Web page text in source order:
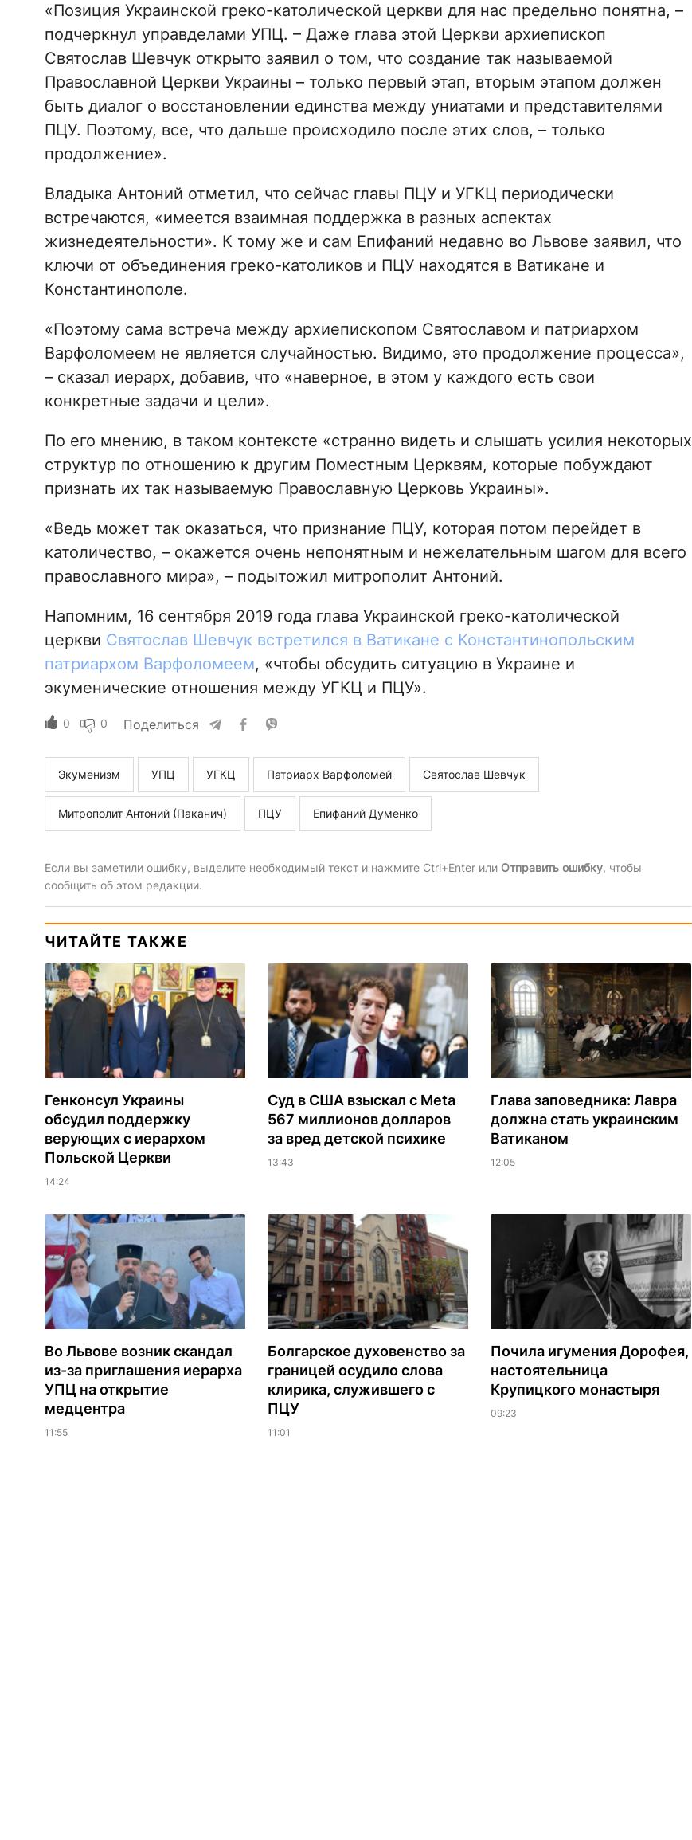
«Позиция Украинской греко-католической церкви для нас предельно понятна, –
подчеркнул управделами УПЦ. – Даже глава этой Церкви архиепископ
Святослав Шевчук открыто заявил о том, что создание так называемой
Православной Церкви Украины – только первый этап, вторым этапом должен
быть диалог о восстановлении единства между униатами и представителями
ПЦУ. Поэтому, все, что дальше происходило после этих слов, – только
продолжение».
Владыка Антоний отметил, что сейчас главы ПЦУ и УГКЦ периодически
встречаются, «имеется взаимная поддержка в разных аспектах
жизнедеятельности». К тому же и сам Епифаний недавно во Львове заявил, что
ключи от объединения греко-католиков и ПЦУ находятся в Ватикане и
Константинополе.
«Поэтому сама встреча между архиепископом Святославом и патриархом
Варфоломеем не является случайностью. Видимо, это продолжение процесса»,
– сказал иерарх, добавив, что «наверное, в этом у каждого есть свои
конкретные задачи и цели».
По его мнению, в таком контексте «странно видеть и слышать усилия некоторых
структур по отношению к другим Поместным Церквям, которые побуждают
признать их так называемую Православную Церковь Украины».
«Ведь может так оказаться, что признание ПЦУ, которая потом перейдет в
католичество, – окажется очень непонятным и нежелательным шагом для всего
православного мира», – подытожил митрополит Антоний.
Напомним, 16 сентября 2019 года глава Украинской греко-католической
церкви Святослав Шевчук встретился в Ватикане с Константинопольским
патриархом Варфоломеем, «чтобы обсудить ситуацию в Украине и
экуменические отношения между УГКЦ и ПЦУ».
0 0 Поделиться
Экуменизм УПЦ УГКЦ Патриарх Варфоломей Святослав Шевчук
Митрополит Антоний (Паканич) ПЦУ Епифаний Думенко
Если вы заметили ошибку, выделите необходимый текст и нажмите Ctrl+Enter или Отправить ошибку, чтобы
сообщить об этом редакции.
ЧИТАЙТЕ ТАКЖЕ
Генконсул Украины
обсудил поддержку
верующих с иерархом
Польской Церкви
14:24
Суд в США взыскал с Meta
567 миллионов долларов
за вред детской психике
13:43
Глава заповедника: Лавра
должна стать украинским
Ватиканом
12:05
Во Львове возник скандал
из-за приглашения иерарха
УПЦ на открытие
медцентра
11:55
Болгарское духовенство за
границей осудило слова
клирика, служившего с
ПЦУ
11:01
Почила игумения Дорофея,
настоятельница
Крупицкого монастыря
09:23